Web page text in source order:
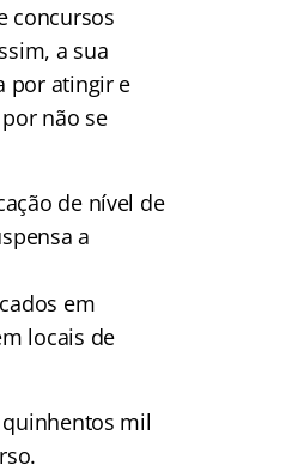
concursos
a sua
por atingir e
não se
de nível de
a
em
locais de
mil